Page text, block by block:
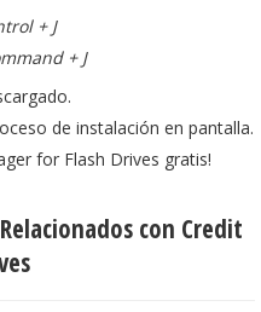
+ J
+ J
de instalación en pantalla.
for Flash Drives gratis!
con Credit